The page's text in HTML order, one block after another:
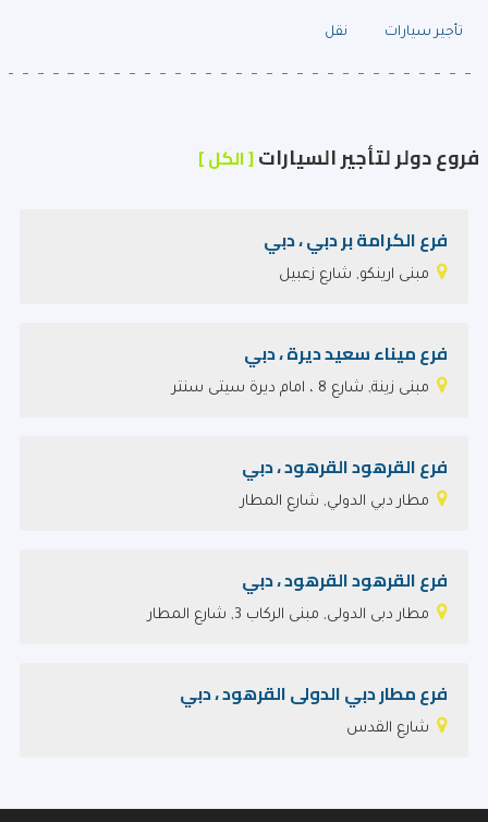
تأجير سيارات نقل
فروع دولر لتأجير السيارات[ الكل ]
فرع الكرامة بر دبي ، دبي
مبنى ارينكو, شارع زعبيل
فرع ميناء سعيد ديرة ، دبي
مبنى زينة, شارع 8 ، امام ديرة سيتى سنتر
فرع القرهود‎ القرهود‎ ، دبي
مطار دبي الدولي, شارع المطار
فرع القرهود‎ القرهود‎ ، دبي
مطار دبى الدولى, مبنى الركاب 3, شارع المطار
فرع مطار دبي الدولى القرهود‎ ، دبي
شارع القدس